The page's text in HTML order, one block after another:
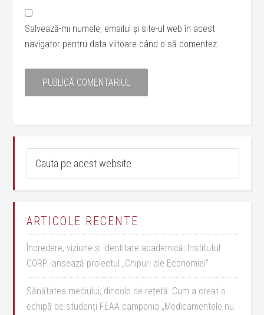
Salvează-mi numele, emailul și site-ul web în acest
navigator pentru data viitoare când o să comentez.
ARTICOLE RECENTE
Încredere, viziune și identitate academică: Institutul
CORP lansează proiectul „Chipuri ale Economiei”
Sănătatea mediului, dincolo de rețetă: Cum a creat o
echipă de studenți FEAA campania „Medicamentele nu